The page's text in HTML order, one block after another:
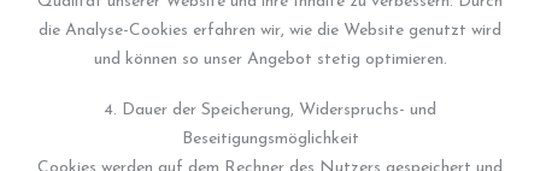
die Analyse-Cookies erfahren wir, wie die Website genutzt wird
und können so unser Angebot stetig optimieren.
4. Dauer der Speicherung, Widerspruchs- und
Beseitigungsmöglichkeit